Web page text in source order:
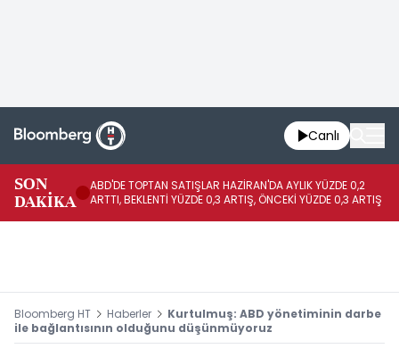
Canlı
SON
DAKİKA
ABD'DE TOPTAN SATIŞLAR HAZİRAN'DA AYLIK YÜZDE 0,2
ARTTI, BEKLENTİ YÜZDE 0,3 ARTIŞ, ÖNCEKİ YÜZDE 0,3 ARTIŞ
Bloomberg HT Haberler
Kurtulmuş: ABD yönetiminin darbe
ile bağlantısının olduğunu düşünmüyoruz